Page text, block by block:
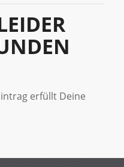
erfüllt Deine